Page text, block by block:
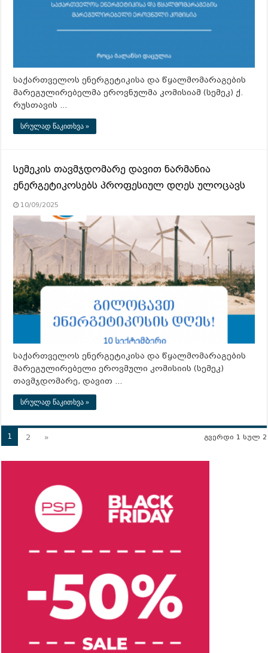
საქართველოს ენერგეტიკისა და წყალმომარაგების
მარეგულირებელმა ეროვნულმა კომისიამ (სემეკ) ქ.
რუსთავის …
სრულად წაკითხვა »
სემეკის თავმჯდომარე დავით ნარმანია
ენერგეტიკოსებს პროფესიულ დღეს ულოცავს
10/09/2025
საქართველოს ენერგეტიკისა და წყალმომარაგების
მარეგულირებელი ეროვმული კომისიის (სემეკ)
თავმჯდომარე, დავით …
სრულად წაკითხვა »
გვერდი 1 სულ 2
1 2 »